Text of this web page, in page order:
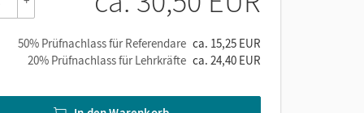
50% Prüfnachlass für Referendare ca. 15,25 EUR
20% Prüfnachlass für Lehrkräfte ca. 24,40 EUR